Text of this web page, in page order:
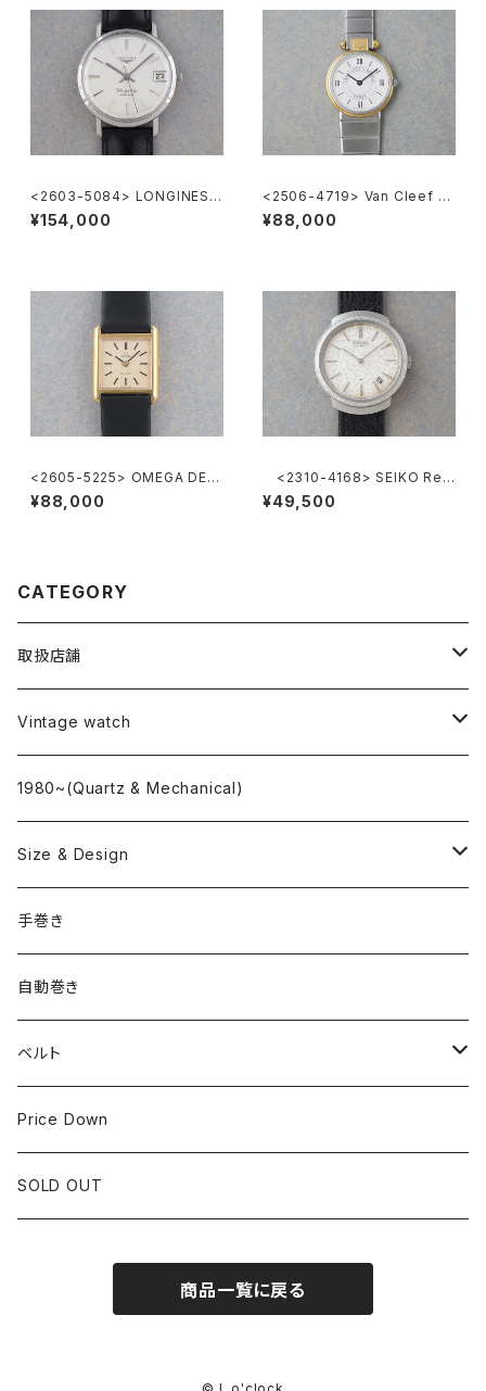
<2603-5084> LONGINES F
lagShip Cal.345
¥154,000
<2506-4719> Van Cleef &
Arpels la collection
¥88,000
<2605-5225> OMEGA DE V
ILE
¥88,000
<2310-4168> SEIKO Ref.
2419-0010
¥49,500
CATEGORY
取扱店舗
L o'clock
"delve"
Vintage watch
海外ブランド
OMEGA
ROLEX
国産ブランド
SEIKO
CITIZEN
1980~(Quartz & Mechanical)
Size & Design
~24.9mm
25mm~29.9mm
30mm~34.9mm
35mm~39.9mm
40mm~
手巻き
自動巻き
ベルト
HIRSCHベルト
SSブレスレット
Price Down
SOLD OUT
商品一覧に戻る